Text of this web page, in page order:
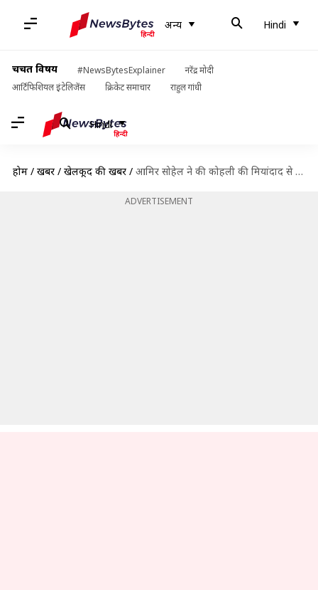
अन्य Hindi
चर्चित विषय #NewsBytesExplainer
नरेंद्र मोदी
आर्टिफिशियल इंटेलिजेंस
क्रिकेट समाचार राहुल गांधी
Hindi
होम / खबरें / खेलकूद की खबरें / आमिर सोहेल ने की कोहली की मियांदाद से तुलना, बताया महान बल्लेबाज होने का कारण
ADVERTISEMENT